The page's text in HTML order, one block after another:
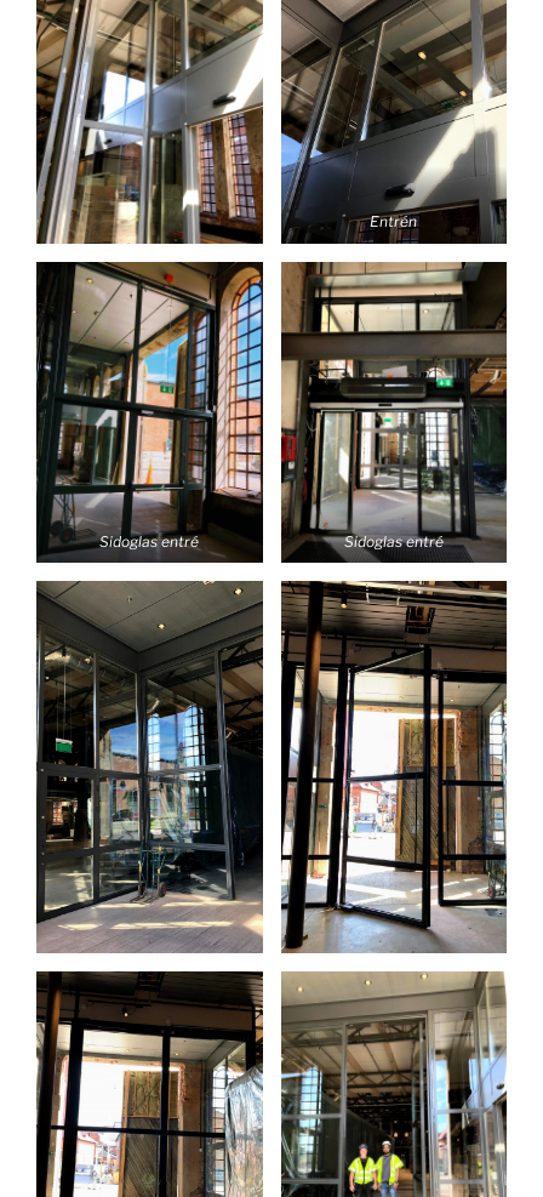
Entrén
Sidoglas entré Sidoglas entré